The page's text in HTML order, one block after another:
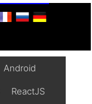
Android
ReactJS